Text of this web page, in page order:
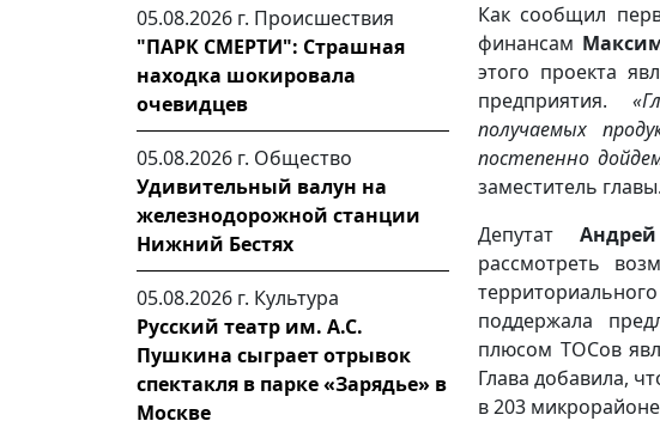
05.08.2026 г. Происшествия
"ПАРК СМЕРТИ": Страшная
находка шокировала
очевидцев
05.08.2026 г. Общество
Удивительный валун на
железнодорожной станции
Нижний Бестях
05.08.2026 г. Культура
Русский театр им. А.С.
Пушкина сыграет отрывок
спектакля в парке «Зарядье» в
Москве
Как сообщил
финансам
этого проекта
предприятия.
получаемых
постепенно
заместитель главы.
Депутат
рассмотреть
поддержала
плюсом ТОСов
Глава добавила,
в 203